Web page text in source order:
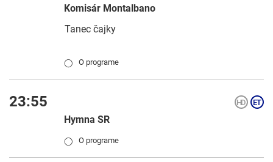
Komisár Montalbano
Tanec čajky
◯ O programe
23:55
Hymna SR
◯ O programe